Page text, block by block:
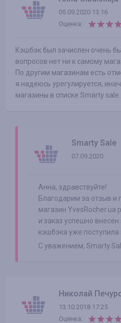
05.09.2020 13:16
Оценка:
Кэшбэк был зачислен очень
вопросов нет ни к самому
По другим магазинам есть
я надеюсь урегулируется,
магазины в списке Smarty sale.
Smarty Sale
07.09.2020
Анна, здравствуйте!
Благодарим за отзыв
магазин YvesRocher.ua
и заказ успешно
кэшбэка уже поступила
С уважением,
Николай
13.10.2018 17:25
Оценка: